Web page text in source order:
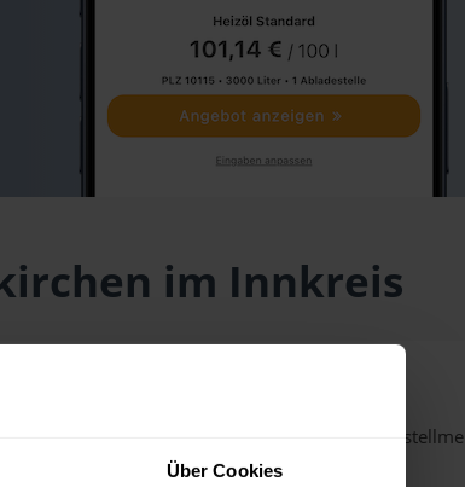
Über Cookies
im Innkreis
Lieferung und Mehrwertsteuer bei einer